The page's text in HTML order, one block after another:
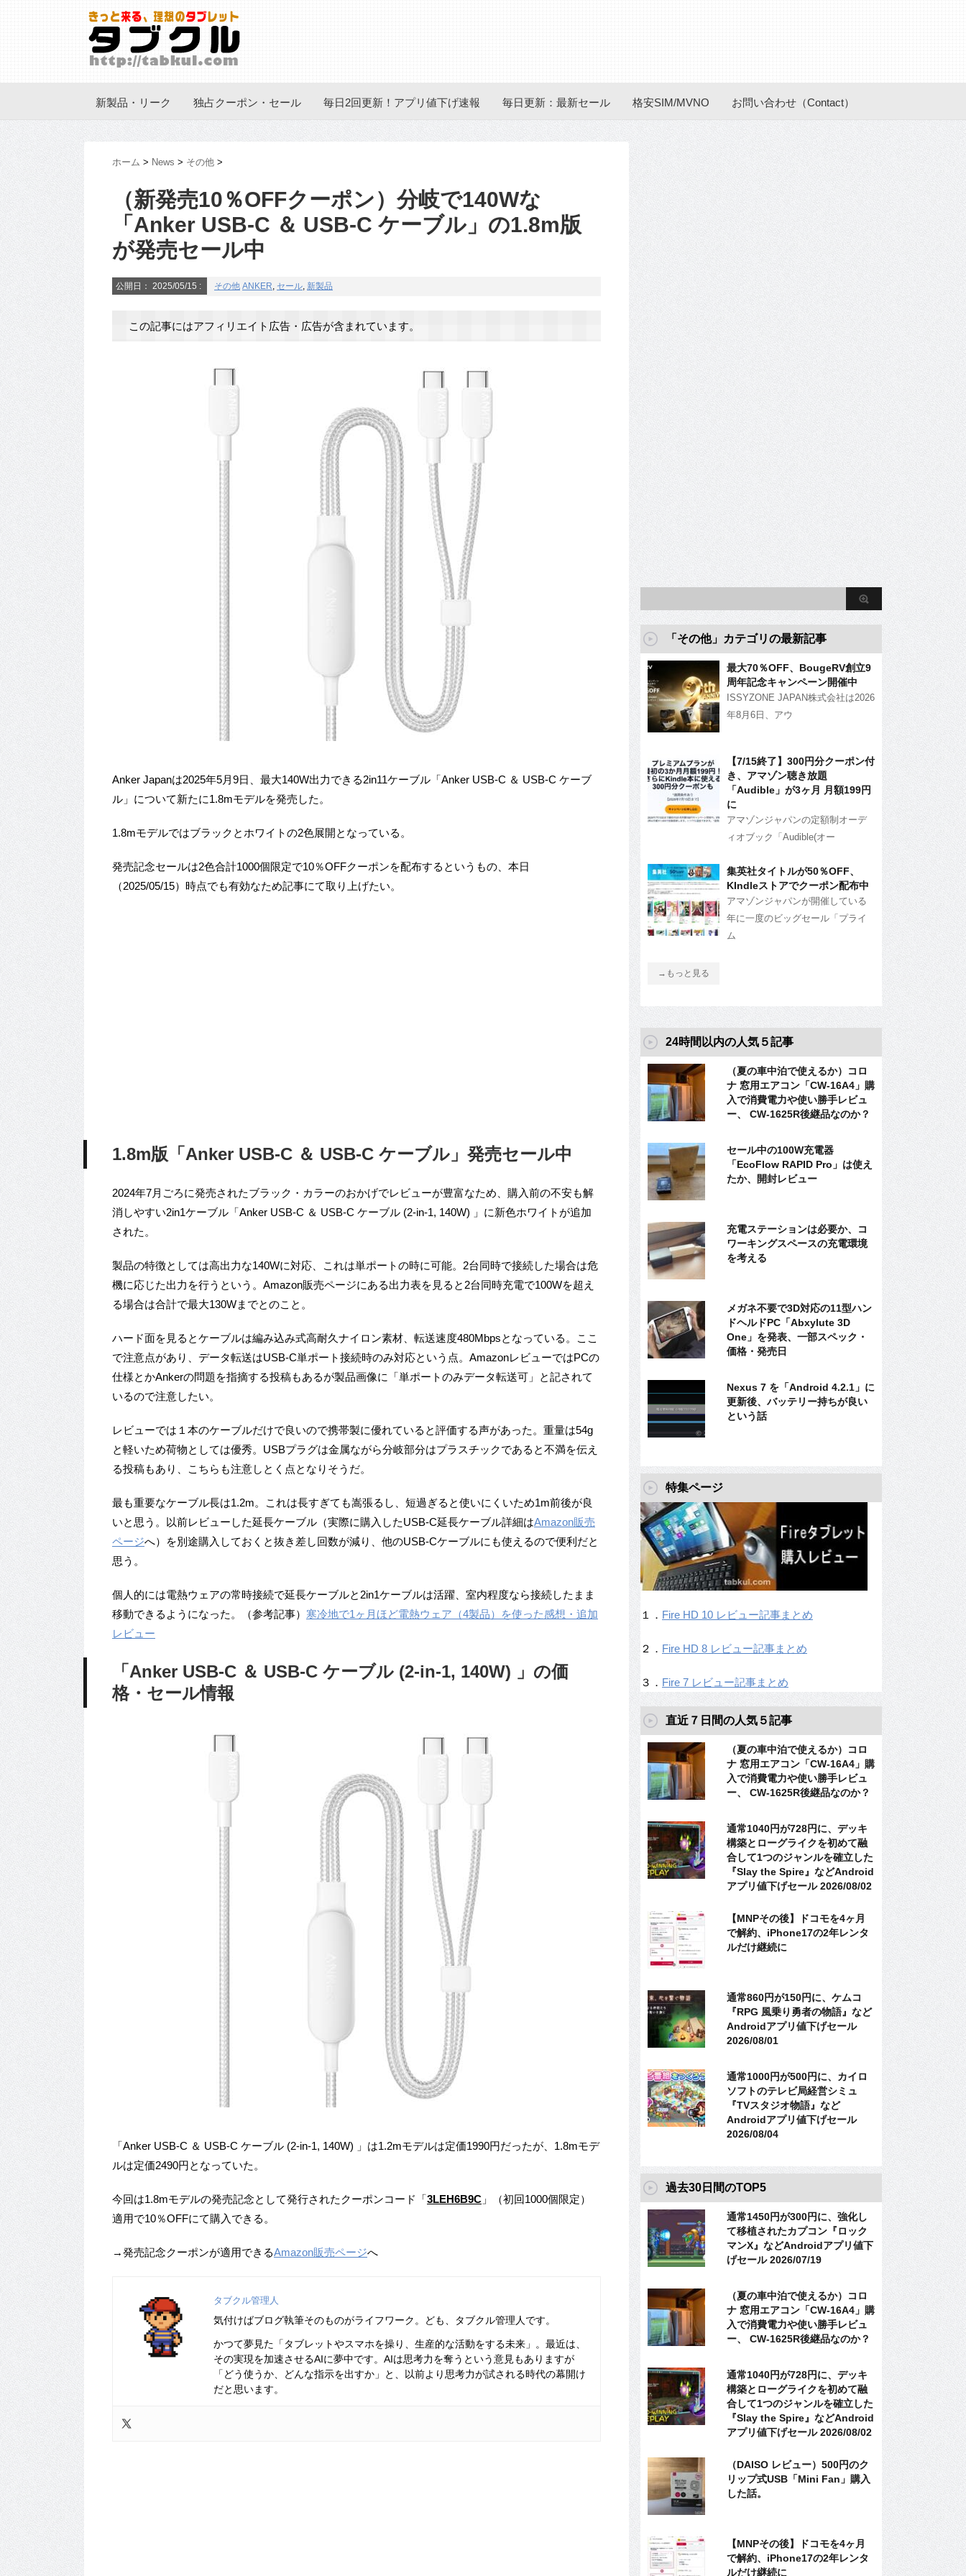
新製品・リーク 独占クーポン・セール 毎日2回更新！アプリ値下げ速報 毎日更新：最新セール 格安SIM/MVNO お問い合わせ（Contact）
ホーム > News > その他 >
（新発売10％OFFクーポン）分岐で140Wな
「Anker USB-C ＆ USB-C ケーブル」の1.8m版
が発売セール中
公開日： 2025/05/15 : その他 ANKER, セール, 新製品
この記事にはアフィリエイト広告・広告が含まれています。
Anker Japanは2025年5月9日、最大140W出力できる2in11ケーブル「Anker USB-C ＆ USB-C ケーブ
ル」について新たに1.8mモデルを発売した。
1.8mモデルではブラックとホワイトの2色展開となっている。
発売記念セールは2色合計1000個限定で10％OFFクーポンを配布するというもの、本日
（2025/05/15）時点でも有効なため記事にて取り上げたい。
1.8m版「Anker USB-C ＆ USB-C ケーブル」発売セール中
2024年7月ごろに発売されたブラック・カラーのおかげでレビューが豊富なため、購入前の不安も解
消しやすい2in1ケーブル「Anker USB-C ＆ USB-C ケーブル (2-in-1, 140W) 」に新色ホワイトが追加
された。
製品の特徴としては高出力な140Wに対応、これは単ポートの時に可能。2台同時で接続した場合は危
機に応じた出力を行うという。Amazon販売ページにある出力表を見ると2台同時充電で100Wを超え
る場合は合計で最大130Wまでとのこと。
ハード面を見るとケーブルは編み込み式高耐久ナイロン素材、転送速度480Mbpsとなっている。ここ
で注意点があり、データ転送はUSB-C単ポート接続時のみ対応という点。AmazonレビューではPCの
仕様とかAnkerの問題を指摘する投稿もあるが製品画像に「単ポートのみデータ転送可」と記されて
いるので注意したい。
レビューでは１本のケーブルだけで良いので携帯製に優れていると評価する声があった。重量は54g
と軽いため荷物としては優秀。USBプラグは金属ながら分岐部分はプラスチックであると不満を伝え
る投稿もあり、こちらも注意しとく点となりそうだ。
最も重要なケーブル長は1.2m。これは長すぎても嵩張るし、短過ぎると使いにくいため1m前後が良
いと思う。以前レビューした延長ケーブル（実際に購入したUSB-C延長ケーブル詳細はAmazon販売
ページへ）を別途購入しておくと抜き差し回数が減り、他のUSB-Cケーブルにも使えるので便利だと
思う。
個人的には電熱ウェアの常時接続で延長ケーブルと2in1ケーブルは活躍、室内程度なら接続したまま
移動できるようになった。（参考記事） 寒冷地で1ヶ月ほど電熱ウェア（4製品）を使った感想・追加
レビュー
「Anker USB-C ＆ USB-C ケーブル (2-in-1, 140W) 」の価
格・セール情報
「Anker USB-C ＆ USB-C ケーブル (2-in-1, 140W) 」は1.2mモデルは定価1990円だったが、1.8mモデ
ルは定価2490円となっていた。
今回は1.8mモデルの発売記念として発行されたクーポンコード「3LEH6B9C 」（初回1000個限定）
適用で10％OFFにて購入できる。
→発売記念クーポンが適用できるAmazon販売ページへ
タブクル管理人
気付けばブログ執筆そのものがライフワーク。ども、タブクル管理人です。
かつて夢見た「タブレットやスマホを操り、生産的な活動をする未来」。最近は、
その実現を加速させるAIに夢中です。AIは思考力を奪うという意見もありますが
「どう使うか、どんな指示を出すか」と、以前より思考力が試される時代の幕開け
だと思います。
「その他」カテゴリの最新記事
最大70％OFF、BougeRV創立9
周年記念キャンペーン開催中
ISSYZONE JAPAN株式会社は2026
年8月6日、アウ
【7/15終了】300円分クーポン付
き、アマゾン聴き放題
「Audible」が3ヶ月 月額199円
に
アマゾンジャパンの定額制オーデ
ィオブック「Audible(オー
集英社タイトルが50％OFF、
KIndleストアでクーポン配布中
アマゾンジャパンが開催している
年に一度のビッグセール「プライ
ム
→もっと見る
24時間以内の人気５記事
（夏の車中泊で使えるか）コロ
ナ 窓用エアコン「CW-16A4」購
入で消費電力や使い勝手レビュ
ー、 CW-1625R後継品なのか？
セール中の100W充電器
「EcoFlow RAPID Pro」は使え
たか、開封レビュー
充電ステーションは必要か、コ
ワーキングスペースの充電環境
を考える
メガネ不要で3D対応の11型ハン
ドヘルドPC「Abxylute 3D
One」を発表、一部スペック・
価格・発売日
Nexus 7 を「Android 4.2.1」に
更新後、バッテリー持ちが良い
という話
特集ページ
１． Fire HD 10 レビュー記事まとめ
２． Fire HD 8 レビュー記事まとめ
３． Fire 7 レビュー記事まとめ
直近７日間の人気５記事
（夏の車中泊で使えるか）コロ
ナ 窓用エアコン「CW-16A4」購
入で消費電力や使い勝手レビュ
ー、 CW-1625R後継品なのか？
通常1040円が728円に、デッキ
構築とローグライクを初めて融
合して1つのジャンルを確立した
『Slay the Spire』などAndroid
アプリ値下げセール 2026/08/02
【MNPその後】ドコモを4ヶ月
で解約、iPhone17の2年レンタ
ルだけ継続に
通常860円が150円に、ケムコ
『RPG 風乗り勇者の物語』など
Androidアプリ値下げセール
2026/08/01
通常1000円が500円に、カイロ
ソフトのテレビ局経営シミュ
『TVスタジオ物語』など
Androidアプリ値下げセール
2026/08/04
過去30日間のTOP5
通常1450円が300円に、強化し
て移植されたカプコン『ロック
マンX』などAndroidアプリ値下
げセール 2026/07/19
（夏の車中泊で使えるか）コロ
ナ 窓用エアコン「CW-16A4」購
入で消費電力や使い勝手レビュ
ー、 CW-1625R後継品なのか？
通常1040円が728円に、デッキ
構築とローグライクを初めて融
合して1つのジャンルを確立した
『Slay the Spire』などAndroid
アプリ値下げセール 2026/08/02
（DAISO レビュー）500円のク
リップ式USB「Mini Fan」購入
した話。
【MNPその後】ドコモを4ヶ月
で解約、iPhone17の2年レンタ
ルだけ継続に